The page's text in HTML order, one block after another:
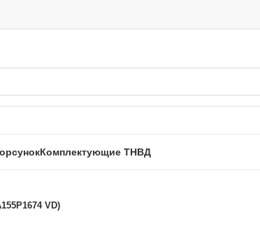
Комплектующие ТНВД
VD)